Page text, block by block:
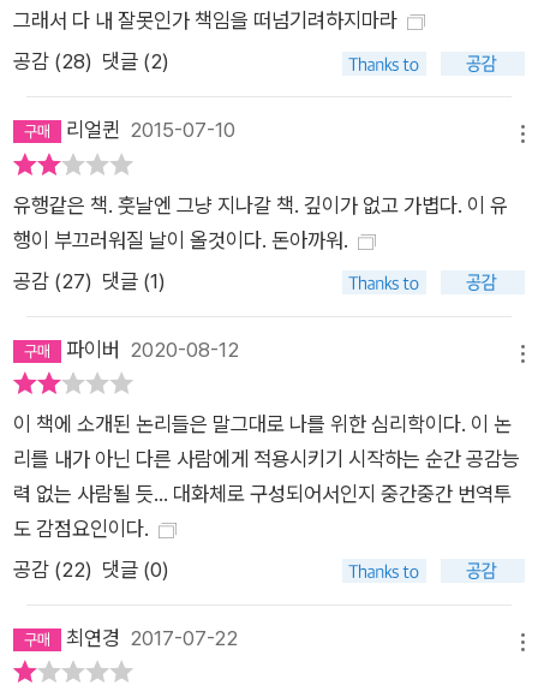
용한 생활철학이다. 여기에 시대를 읽는 유쾌한 문화심리학자 김
정운 교수의 감수까지 더해 내용의 깊이를 더했다. 아들러 심리학
은 ‘용기의 심리학’이다 인간은 사회적 존재다. 우주에 나 홀로 남
은 것이 아닌 이상 우리는 인간관계 속에서 살아갈 수밖에 없다.
그렇기에 아들러는 “인간의 고민은 전부 인간관계에서 비롯된 고
민이다”라고 말한다. 어떤 종류의 고민이든 거기에는 반드시 타
인과의 관계가 얽혀 있게 마련이라는 것이다. 따라서 행복해지기
서는 타인에게 미움받는 것을 두려워해서는 안 된다고 강조했다.
즉 ‘미움받을 용기’를 가져야만 비로소 자유로워지고 행복해진다
는 뜻이다. 즉 모든 것은 ‘용기’의 문제다. 자유도 행복도 모두 ‘용
변하고자 하는 용기, 앞으로 나아가려고 하는 용기, 미움받을 수
있는 용기가 있다면 우리의 인간관계는 한순간에 달라지고 행복
해질 수 있을 것이다. 이것이 아들러가 말하는 자유롭고 행복한
삶에 관한 핵심이다. 이렇게 혁신적인 아들러 심리학을 처음으로
대중에게 소개하는 책, 《미움받을 용기》를 통해 그 구체적이고
실질적인 처방을 만나보자. - ‘트라우마’란 존재하지 않는다 약 1
00년 전, 아들러는 현재 트라우마 이론으로 널리 알려진 프로이
트의 ‘원인론’을 부정하고 사람은 현재의 ‘목적’을 위해 행동한다
그래서 다 내 잘못인가 책임을 떠넘기려하지마라
공감 (28) 댓글 (2)
리얼퀸 2015-07-10
유행같은 책. 훗날엔 그냥 지나갈 책. 깊이가 없고 가볍다. 이 유
행이 부끄러워질 날이 올것이다. 돈아까워.
공감 (27) 댓글 (1)
파이버 2020-08-12
이 책에 소개된 논리들은 말그대로 나를 위한 심리학이다. 이 논
리를 내가 아닌 다른 사람에게 적용시키기 시작하는 순간 공감능
력 없는 사람될 듯... 대화체로 구성되어서인지 중간중간 번역투
도 감점요인이다.
공감 (22) 댓글 (0)
최연경 2017-07-22